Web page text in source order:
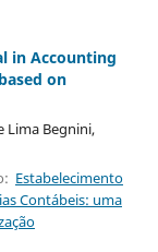
in Accounting
on
Lima Begnini,
Estabelecimento
Contábeis: uma